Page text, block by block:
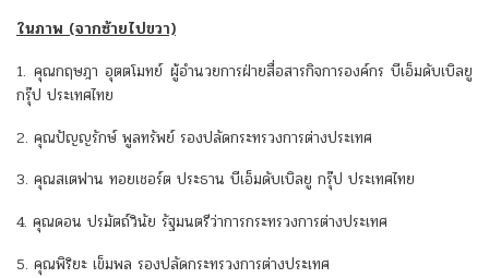
ในภาพ (จากซ้ายไปขวา)
1. คุณกฤษฎา อุตตโมทย์ ผู้อำนวยการฝ่ายสื่อสารกิจการองค์กร บีเอ็มดับเบิลยู
กรุ๊ป ประเทศไทย
2. คุณปัญญรักษ์ พูลทรัพย์ รองปลัดกระทรวงการต่างประเทศ
3. คุณสเตฟาน ทอยเชอร์ต ประธาน บีเอ็มดับเบิลยู กรุ๊ป ประเทศไทย
4. คุณดอน ปรมัตถ์วินัย รัฐมนตรีว่าการกระทรวงการต่างประเทศ
5. คุณพิริยะ เข็มพล รองปลัดกระทรวงการต่างประเทศ